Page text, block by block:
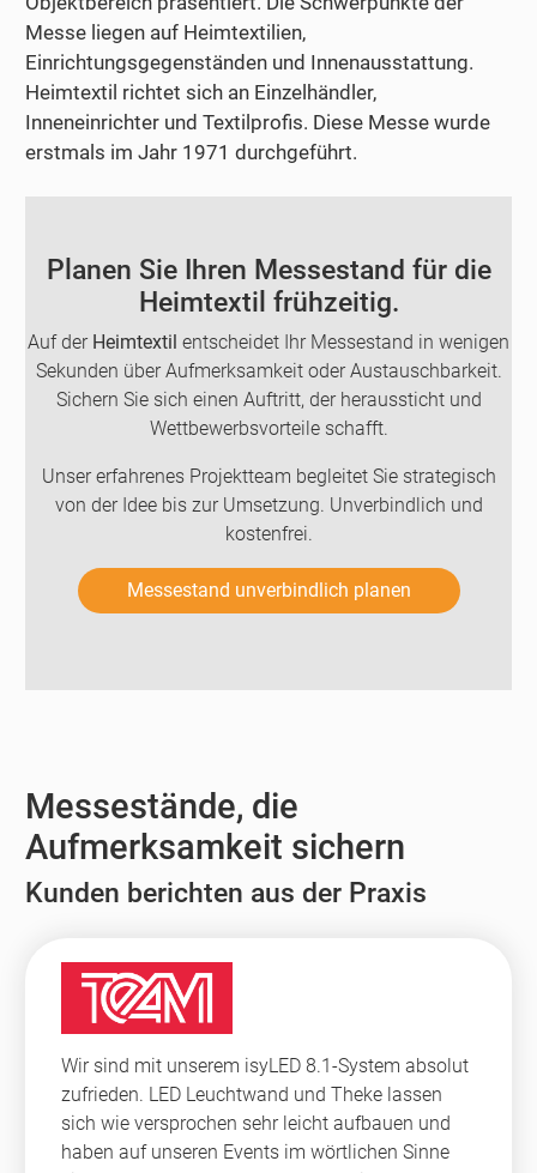
Messe liegen auf Heimtextilien,
Einrichtungsgegenständen und Innenausstattung.
Heimtextil richtet sich an Einzelhändler,
Inneneinrichter und Textilprofis. Diese Messe wurde
erstmals im Jahr 1971 durchgeführt.
Planen Sie Ihren Messestand für die
Heimtextil frühzeitig.
Auf der Heimtextil entscheidet Ihr Messestand in wenigen
Sekunden über Aufmerksamkeit oder Austauschbarkeit.
Sichern Sie sich einen Auftritt, der heraussticht und
Wettbewerbsvorteile schafft.
Unser erfahrenes Projektteam begleitet Sie strategisch
von der Idee bis zur Umsetzung. Unverbindlich und
kostenfrei.
Messestand unverbindlich planen
Messestände, die
Aufmerksamkeit sichern
Kunden berichten aus der Praxis
Wir sind mit unserem isyLED 8.1-System absolut
zufrieden. LED Leuchtwand und Theke lassen
sich wie versprochen sehr leicht aufbauen und
haben auf unseren Events im wörtlichen Sinne